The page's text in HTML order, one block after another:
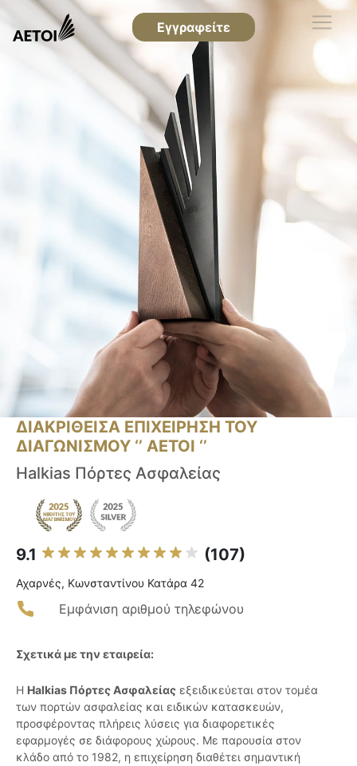
Εγγραφείτε
ΔΙΑΚΡΙΘΕΙΣΑ ΕΠΙΧΕΙΡΗΣΗ ΤΟΥ
ΔΙΑΓΩΝΙΣΜΟΥ ‘’ ΑΕΤΟΙ ‘’
Halkias Πόρτες Ασφαλείας
9.1 (107)
Αχαρνές, Κωνσταντίνου Κατάρα 42
Εμφάνιση αριθμού τηλεφώνου
Σχετικά με την εταιρεία:
Η Halkias Πόρτες Ασφαλείας εξειδικεύεται στον τομέα
των πορτών ασφαλείας και ειδικών κατασκευών,
προσφέροντας πλήρεις λύσεις για διαφορετικές
εφαρμογές σε διάφορους χώρους. Με παρουσία στον
κλάδο από το 1982, η επιχείρηση διαθέτει σημαντική